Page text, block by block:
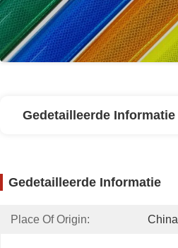
Gedetailleerde Informatie
Gedetailleerde Informatie
Place Of Origin: China